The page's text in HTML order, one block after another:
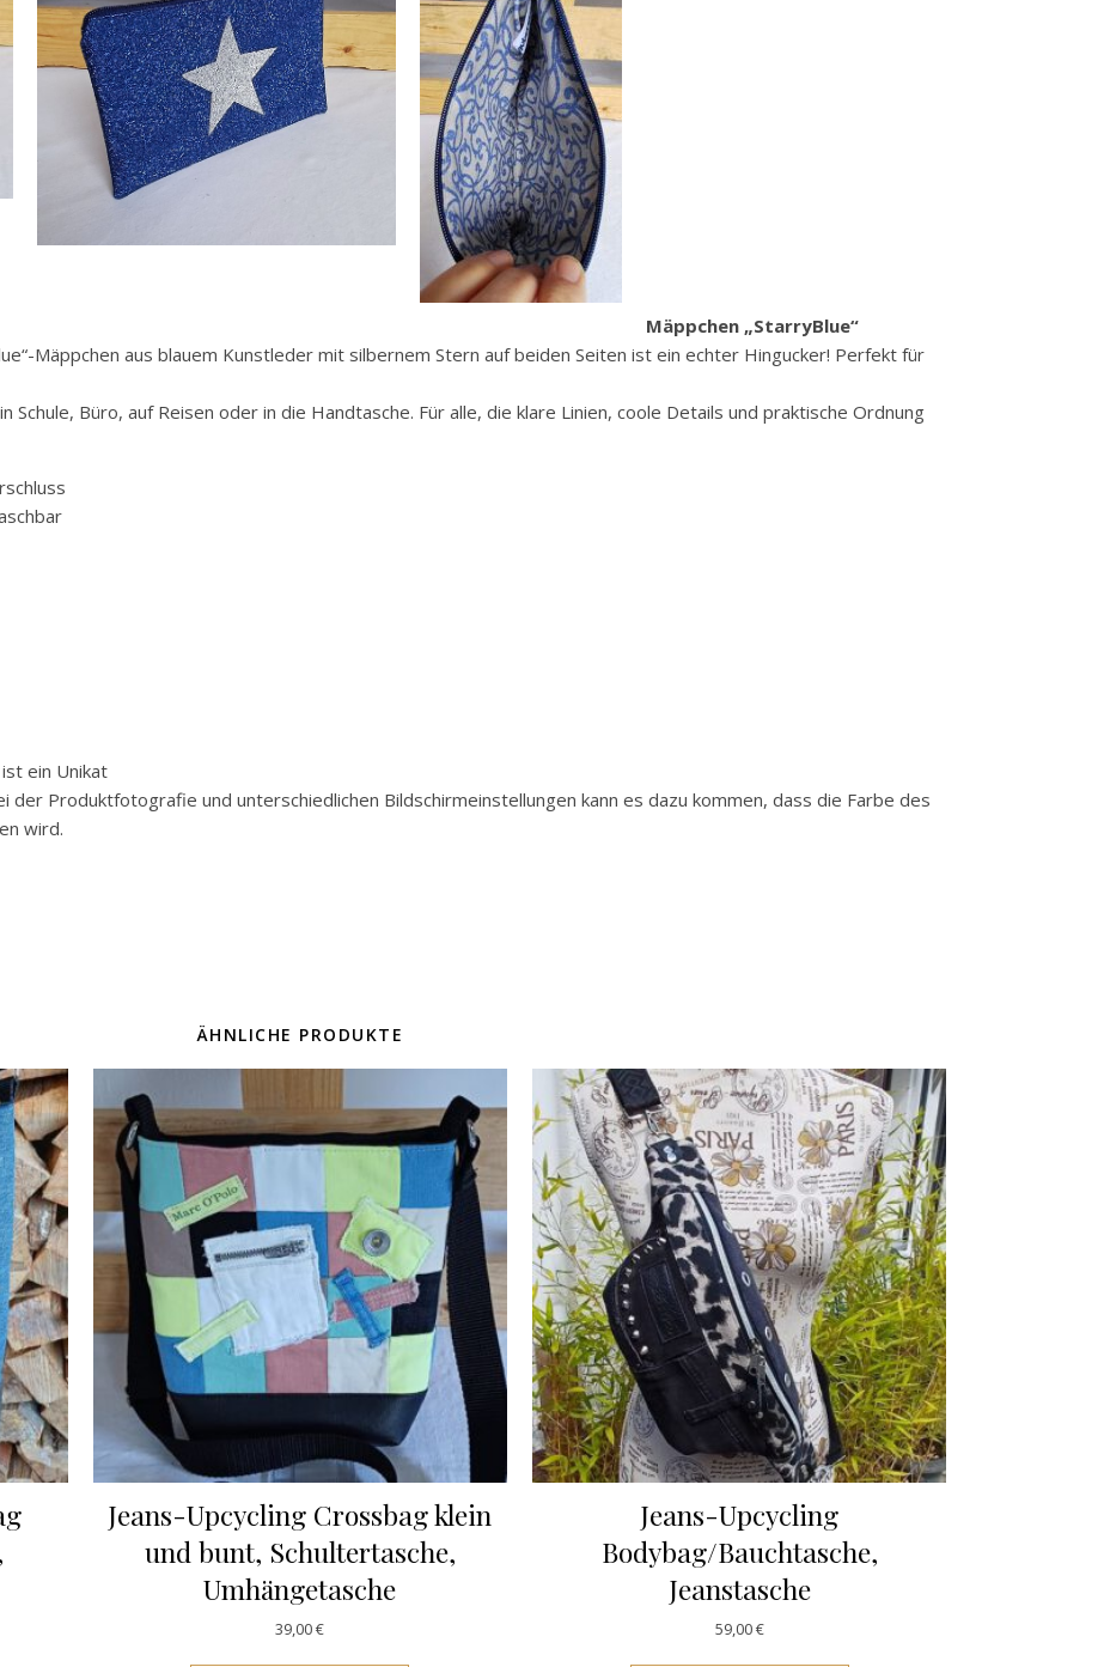
Mäppchen „StarryBlue“
Mäppchen aus blauem Kunstleder mit silbernem Stern auf beiden Seiten ist ein echter Hingucker! Perfekt für
Schule, Büro, auf Reisen oder in die Handtasche. Für alle, die klare Linien, coole Details und praktische Ordnung
ein Unikat
der Produktfotografie und unterschiedlichen Bildschirmeinstellungen kann es dazu kommen, dass die Farbe des
wird.
ÄHNLICHE PRODUKTE
Jeans-Upcycling Crossbag klein
und bunt, Schultertasche,
Umhängetasche
39,00€
Jeans-Upcycling
Bodybag/Bauchtasche,
Jeanstasche
59,00€